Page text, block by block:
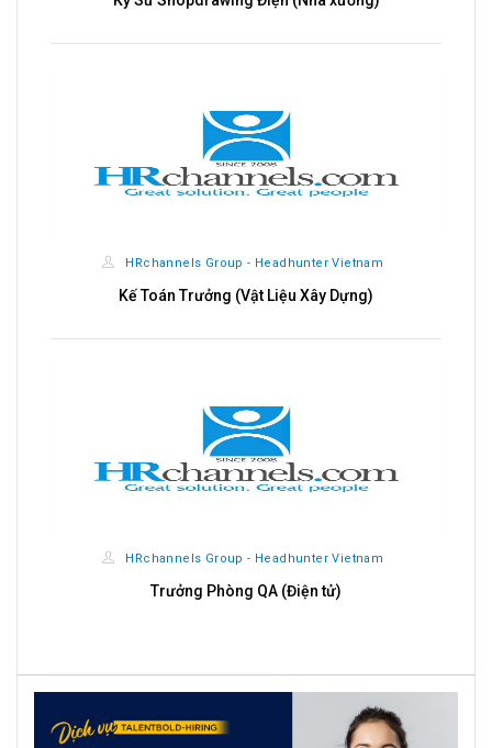
HRchannels Group - Headhunter Vietnam
Chuyên Viên Kinh Doanh B2C (Dịch Vụ Y Tế)
CÔNG TY CỔ PHẦN TẬP ĐOÀN THỰC PHẨM LIÊN VIỆT
XANH